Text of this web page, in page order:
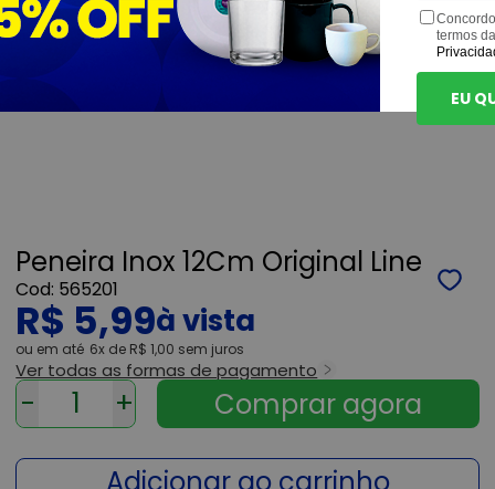
Peneira Inox 12Cm Original Line
565201
R$ 5,99
ou 6x de R$ 1,00 sem juros
Ver todas as formas de pagamento
- +
termos
EU